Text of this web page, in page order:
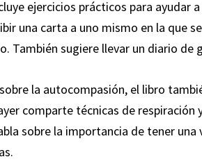
ejercicios prácticos para
una carta a uno mismo en la que
También sugiere llevar un diario
la autocompasión, el libro
comparte técnicas de
sobre la importancia de tener